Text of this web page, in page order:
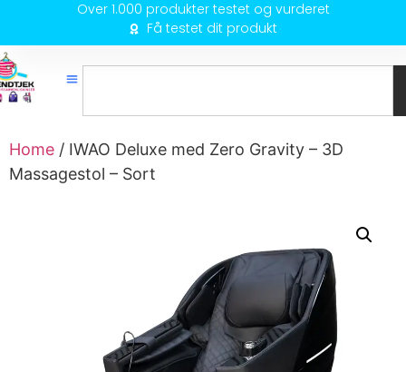
Over 1.000 produkter testet og vurderet
Få testet dit produkt
Home / IWAO Deluxe med Zero Gravity – 3D
Massagestol – Sort